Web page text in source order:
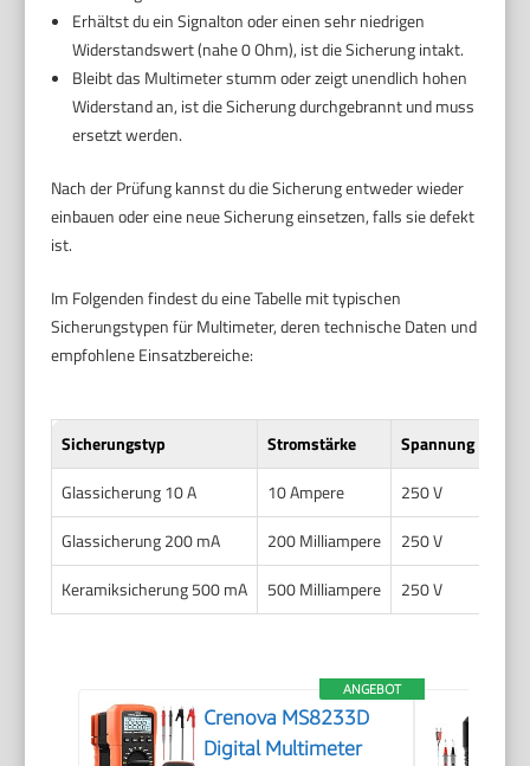
Erhältst du ein Signalton oder einen sehr niedrigen
Widerstandswert (nahe 0 Ohm), ist die Sicherung intakt.
Bleibt das Multimeter stumm oder zeigt unendlich hohen
Widerstand an, ist die Sicherung durchgebrannt und muss
ersetzt werden.
Nach der Prüfung kannst du die Sicherung entweder wieder
einbauen oder eine neue Sicherung einsetzen, falls sie defekt
ist.
Im Folgenden findest du eine Tabelle mit typischen
Sicherungstypen für Multimeter, deren technische Daten und
empfohlene Einsatzbereiche:
Sicherungstyp Stromstärke Spannung
Glassicherung 10 A
10 Ampere 250 V
Glassicherung 200 mA
200 Milliampere 250 V
Keramiksicherung 500 mA
500 Milliampere 250 V
ANGEBOT
Crenova MS8233D
Digital Multimeter